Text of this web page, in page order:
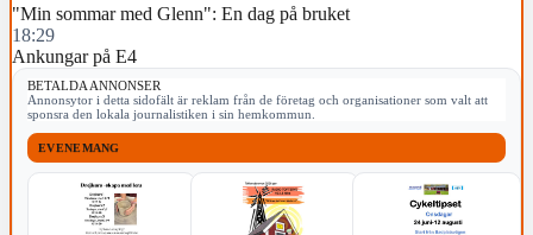
"Min sommar med Glenn": En dag på bruket
18:29
Ankungar på E4
BETALDA ANNONSER
Annonsytor i detta sidofält är reklam från de företag och organisationer som valt att
sponsra den lokala journalistiken i sin hemkommun.
EVENEMANG